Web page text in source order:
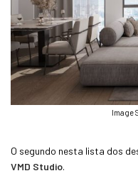
Image
O segundo nesta lista dos
VMD Studio.